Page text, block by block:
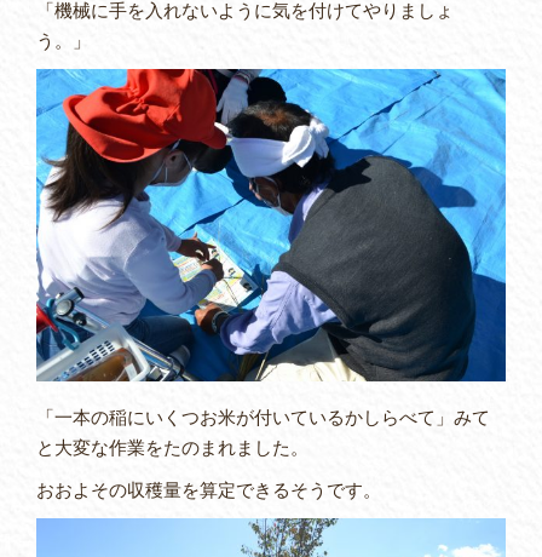
「機械に手を入れないように気を付けてやりましょ
う。」
「一本の稲にいくつお米が付いているかしらべて」みて
と大変な作業をたのまれました。
おおよその収穫量を算定できるそうです。